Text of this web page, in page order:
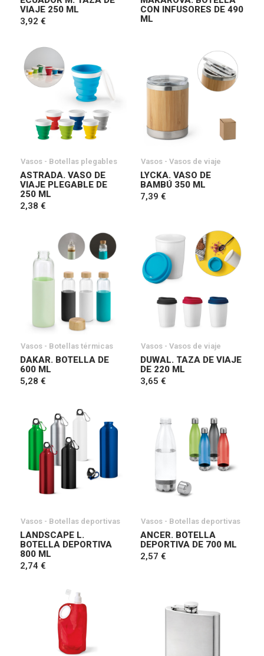
VIAJE 250 ML
3,92 €
CON INFUSORES DE 490
ML
Vasos - Botellas plegables
ASTRADA. VASO DE
VIAJE PLEGABLE DE
250 ML
2,38 €
Vasos - Vasos de viaje
LYCKA. VASO DE
BAMBÚ 350 ML
7,39 €
Vasos - Botellas térmicas
DAKAR. BOTELLA DE
600 ML
5,28 €
Vasos - Vasos de viaje
DUWAL. TAZA DE VIAJE
DE 220 ML
3,65 €
Vasos - Botellas deportivas
LANDSCAPE L.
BOTELLA DEPORTIVA
800 ML
2,74 €
Vasos - Botellas deportivas
ANCER. BOTELLA
DEPORTIVA DE 700 ML
2,57 €